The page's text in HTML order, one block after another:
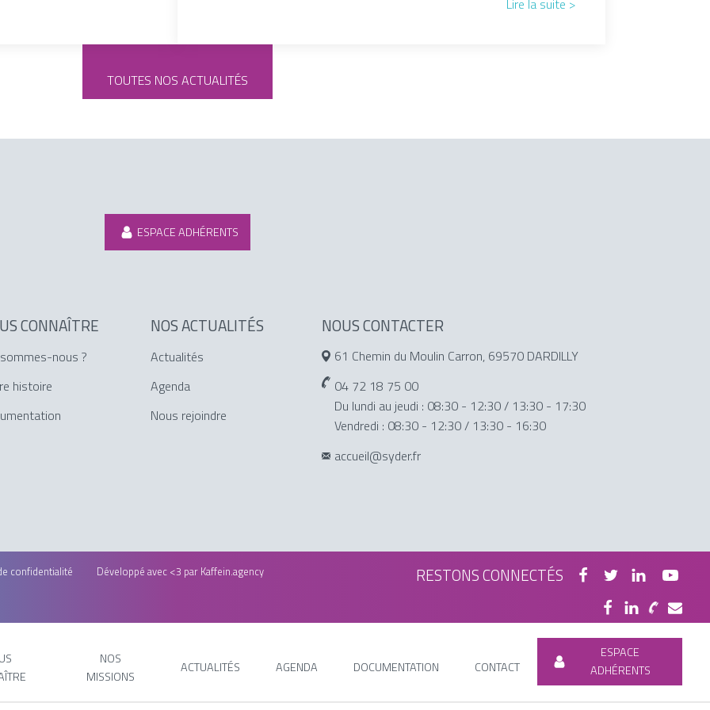
TOUTES NOS ACTUALITÉS
ESPACE ADHÉRENTS
CONNAÎTRE
nous ?
histoire
NOS ACTUALITÉS
Actualités
Agenda
Nous rejoindre
NOUS CONTACTER
61 Chemin du Moulin Carron, 69570 DARDILLY
04 72 18 75 00
Du lundi au jeudi : 08:30 - 12:30 / 13:30 - 17:30
Vendredi : 08:30 - 12:30 / 13:30 - 16:30
accueil@syder.fr
confidentialité Développé avec <3 par Kaffein.agency RESTONS CONNECTÉS
NOS
MISSIONS
ACTUALITÉS AGENDA DOCUMENTATION CONTACT
ESPACE
ADHÉRENTS